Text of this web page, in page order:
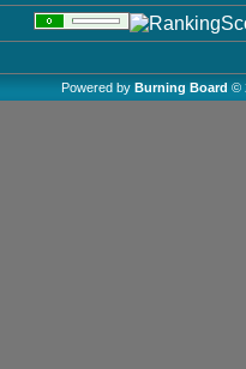
Powered by Burning Board ©